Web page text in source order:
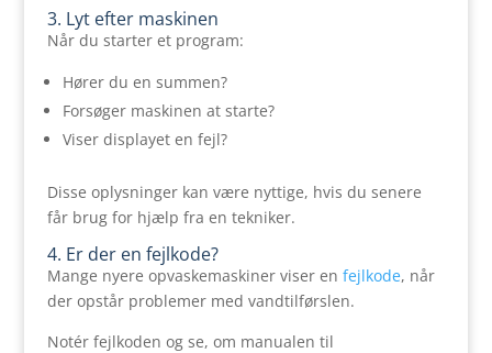
3. Lyt efter maskinen
Når du starter et program:
Hører du en summen?
Forsøger maskinen at starte?
Viser displayet en fejl?
Disse oplysninger kan være nyttige, hvis du senere
får brug for hjælp fra en tekniker.
4. Er der en fejlkode?
Mange nyere opvaskemaskiner viser en fejlkode, når
der opstår problemer med vandtilførslen.
Notér fejlkoden og se, om manualen til